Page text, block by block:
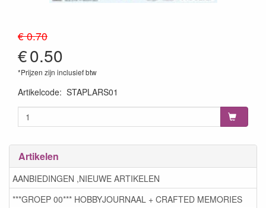
€ 0.70
€0.50
*Prijzen zijn inclusief btw
Artikelcode: STAPLARS01
Artikelen
AANBIEDINGEN ,NIEUWE ARTIKELEN
***GROEP 00*** HOBBYJOURNAAL + CRAFTED MEMORIES